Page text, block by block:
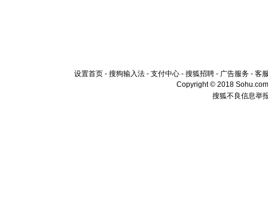
设置首页 - 搜狗输入法 - 支付中心 - 搜狐招聘 - 广告服务 - 客
Copyright © 2018
搜狐不良信息举